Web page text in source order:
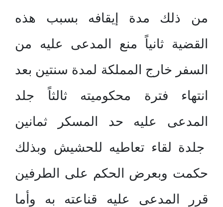
من ذلك مدة إيقافه بسبب هذه
القضية ثانياً منع المدعى عليه من
السفر خارج المملكة لمدة سنتين بعد
انتهاء فترة محكوميته ثالثاً جلد
المدعى عليه حد المسكر ثمانين
جلدة لقاء تعاطيه للحشيش وبذلك
حكمت وبعرض الحكم على الطرفين
قرر المدعى عليه قناعته به وأما